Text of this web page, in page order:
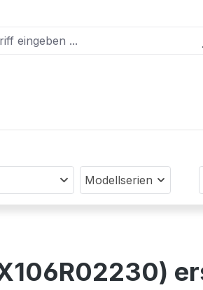
Modellserien